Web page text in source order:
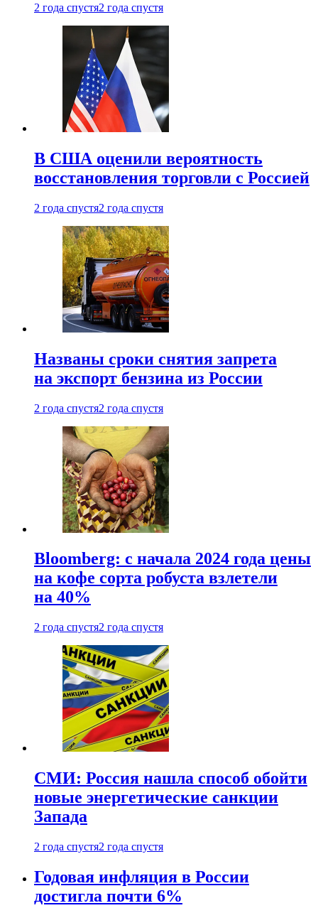
2 года спустя2 года спустя
В США оценили вероятность
восстановления торговли с Россией
2 года спустя2 года спустя
Названы сроки снятия запрета
на экспорт бензина из России
2 года спустя2 года спустя
Bloomberg: с начала 2024 года цены
на кофе сорта робуста взлетели
на 40%
2 года спустя2 года спустя
СМИ: Россия нашла способ обойти
новые энергетические санкции
Запада
2 года спустя2 года спустя
Годовая инфляция в России
достигла почти 6%